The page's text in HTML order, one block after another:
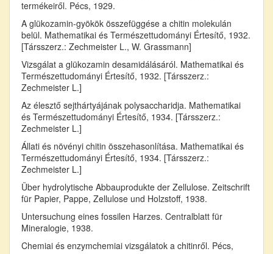
termékeiről. Pécs, 1929.
A glükozamin-gyökök összefüggése a chitin molekulán
belül. Mathematikai és Természettudományi Értesítő, 1932.
[Társszerz.: Zechmeister L., W. Grassmann]
Vizsgálat a glükozamin desamidálásáról. Mathematikai és
Természettudományi Értesítő, 1932. [Társszerz.:
Zechmeister L.]
Az élesztő sejthártyájának polysaccharidja. Mathematikai
és Természettudományi Értesítő, 1934. [Társszerz.:
Zechmeister L.]
Állati és növényi chitin összehasonlítása. Mathematikai és
Természettudományi Értesítő, 1934. [Társszerz.:
Zechmeister L.]
Über hydrolytische Abbauprodukte der Zellulose. Zeitschrift
für Papier, Pappe, Zellulose und Holzstoff, 1938.
Untersuchung eines fossilen Harzes. Centralblatt für
Mineralogie, 1938.
Chemiai és enzymchemiai vizsgálatok a chitinről. Pécs,